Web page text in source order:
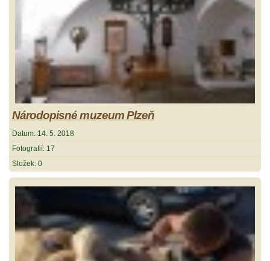
Národopisné muzeum Plzeň
Datum: 14. 5. 2018
Fotografií: 17
Složek: 0